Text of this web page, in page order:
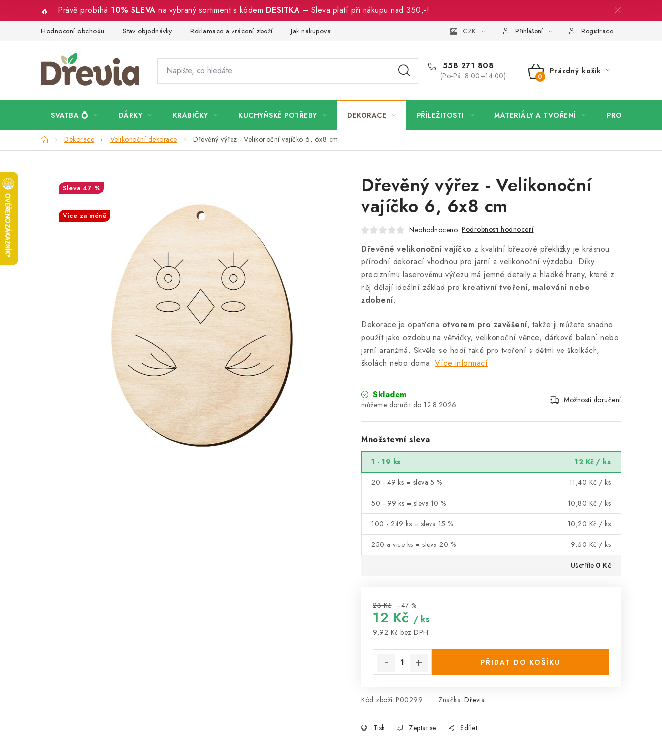
Právě probíhá 10% SLEVA na vybraný sortiment s kódem DESITKA – Sleva platí při nákupu nad 350,-!
Hodnocení obchodu Stav objednávky Reklamace a vrácení zboží Jak nakupovat Pro firmy Velkoobchod Kontakt
CZK Přihlášení Registrace
558 271 808
(Po-Pá: 8:00–14:00)
NÁKUPNÍ
Prázdný košík
SVATBA 💍 DÁRKY KRABIČKY KUCHYŇSKÉ POTŘEBY DEKORACE PŘÍLEŽITOSTI MATERIÁLY A TVOŘENÍ PRO FIRMY
DomůDekorace Velikonoční dekorace Dřevěný výřez - Velikonoční vajíčko 6, 6x8 cm
Dřevěný výřez - Velikonoční
vajíčko 6, 6x8 cm
Neohodnoceno Podrobnosti hodnocení
Dřevěné velikonoční vajíčko z kvalitní březové překližky je krásnou
přírodní dekorací vhodnou pro jarní a velikonoční výzdobu. Díky
preciznímu laserovému výřezu má jemné detaily a hladké hrany, které z
něj dělají ideální základ pro kreativní tvoření, malování nebo
zdobení.
Dekorace je opatřena otvorem pro zavěšení, takže ji můžete snadno
použít jako ozdobu na větvičky, velikonoční věnce, dárkové balení nebo
jarní aranžmá. Skvěle se hodí také pro tvoření s dětmi ve školkách,
školách nebo doma. Více informací
Skladem
12.8.2026 Možnosti doručení
Množstevní sleva
1 - 19 ks 12 Kč / ks
20 - 49 ks = sleva 5 % 11,40 Kč / ks
50 - 99 ks = sleva 10 % 10,80 Kč / ks
100 - 249 ks = sleva 15 % 10,20 Kč / ks
250 a více ks = sleva 20 % 9,60 Kč / ks
Ušetříte 0 Kč
23 Kč –47 %
12 Kč / ks
9,92 Kč bez DPH
PŘIDAT DO KOŠÍKU
Kód zboží: P00299 Značka: Dřevia
Tisk Zeptat se Sdílet
47 %
Více za méně